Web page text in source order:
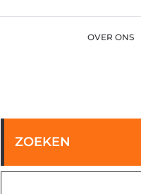
OVER ONS
ZOEKEN